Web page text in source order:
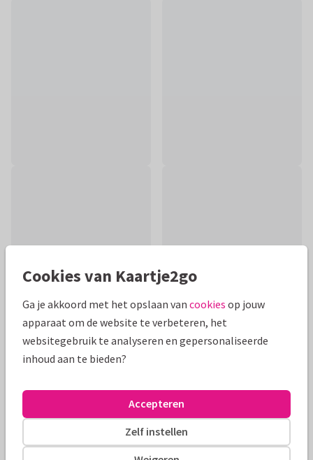
Productinformatie
serene tinten. De tekst op voor- en binnenkant kun je
aanpassen naar eigen wens.
Alle kaarten zijn helemaal naar wens aan te passen
Cookies van Kaartje2go
Ga je akkoord met het opslaan van cookies op jouw
apparaat om de website te verbeteren, het
websitegebruik te analyseren en gepersonaliseerde
inhoud aan te bieden?
Zelf instellen
Accepteren